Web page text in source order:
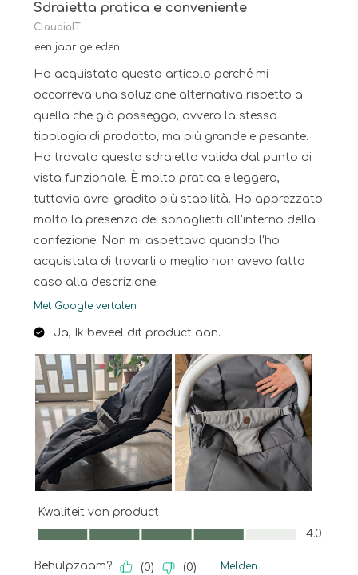
Sdraietta pratica e conveniente
ClaudiaIT
een jaar geleden
Ho acquistato questo articolo perché mi
occorreva una soluzione alternativa rispetto a
quella che già posseggo, ovvero la stessa
tipologia di prodotto, ma più grande e pesante.
Ho trovato questa sdraietta valida dal punto di
vista funzionale. È molto pratica e leggera,
tuttavia avrei gradito più stabilità. Ho apprezzato
molto la presenza dei sonaglietti all'interno della
confezione. Non mi aspettavo quando l'ho
acquistata di trovarli o meglio non avevo fatto
caso alla descrizione.
Met Google vertalen
Ja, Ik beveel dit product aan.
Kwaliteit van product
Kwaliteit van product, 4.0 van 5
4.0
Behulpzaam? (0) (0) Melden